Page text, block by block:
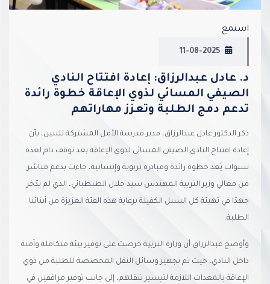
استمع
11-08-2025
د. عادل عبدالرزاق: إعادة افتتاح النادي
الصيفي المسائي لذوي الإعاقة خطوة رائدة
تدعم دمج الطلبة وتعزز مهاراتهم
ذكر الدكتور عادل عبدالرزاق، مدير مدرسة الأمل المشتركة للبنين، بأن
إعادة افتتاح النادي الصيفي المسائي لذوي الإعاقة بعد توقف دام لعدة
سنوات يُعد خطوة رائدة ومبادرة تربوية وإنسانية، جاءت بدعم مباشر
من معالي وزير التربية المهندس سيد جلال الطبطبائي، الذي لم يدّخر
جهدًا في تهيئة كل السبل الكفيلة برعاية هذه الفئة العزيزة من أبنائنا
الطلبة.
وأوضح عبدالرزاق أن وزارة التربية حرصت على توفير بيئة متكاملة وآمنة
داخل النادي، حيث تم تجهيز وسائل النقل المخصصة للطلبة من ذوي
الإعاقة بالمعدات اللازمة لتيسير تنقلهم، إلى جانب توفير مرافقين في